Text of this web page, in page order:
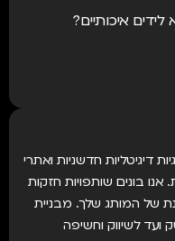
דיגיטליות חדשניות ואתרי
בונים שותפויות חזקות
של המותג שלך. מבניית
ועד לשיווק וחשיפה